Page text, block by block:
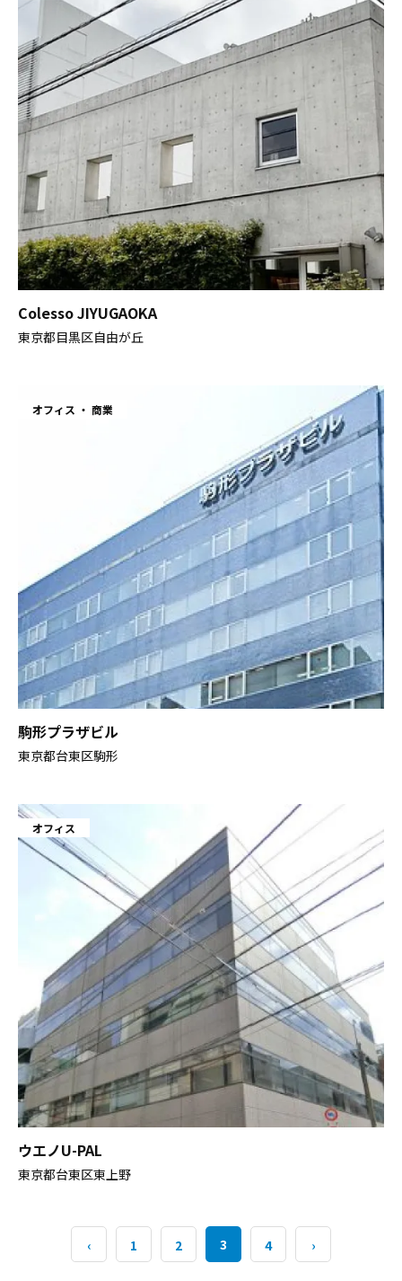
Colesso JIYUGAOKA
東京都目黒区自由が丘
オフィス 商業
駒形プラザビル
東京都台東区駒形
オフィス
ウエノU-PAL
東京都台東区東上野
‹ 1 2 3 4 ›